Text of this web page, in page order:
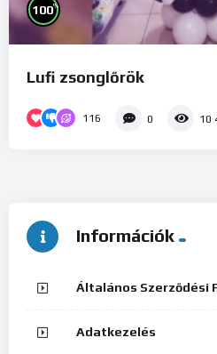
100%
Lufi zsonglőrök
116 0 10
Információk
Általános Szerződési
Adatkezelés